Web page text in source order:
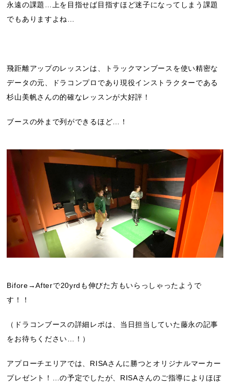
永遠の課題…上を目指せば目指すほど迷子になってしまう課題
でもありますよね…
飛距離アップのレッスンは、トラックマンブースを使い精密な
データの元、ドラコンプロであり現役インストラクターである
杉山美帆さんの的確なレッスンが大好評！
ブースの外まで列ができるほど…！
Bifore→Afterで20yrdも伸びた方もいらっしゃったようで
す！！
（ドラコンブースの詳細レポは、当日担当していた藤永の記事
をお待ちください…！）
アプローチエリアでは、RISAさんに勝つとオリジナルマーカー
プレゼント！…の予定でしたが、RISAさんのご指導によりほぼ